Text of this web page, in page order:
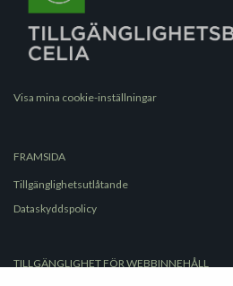
Visa mina cookie-inställningar
FRAMSIDA
Tillgänglighetsutlåtande
Dataskyddspolicy
TILLGÄNGLIGHET FÖR WEBBINNEHÅLL